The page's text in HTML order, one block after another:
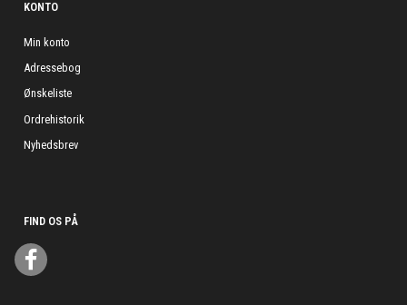
KONTO
Min konto
Adressebog
Ønskeliste
Ordrehistorik
Nyhedsbrev
FIND OS PÅ